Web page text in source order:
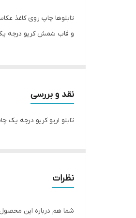
تابلوها چاپ روی کاغذ
و قاب شمش کریو درجه
نقد و بررسی
تابلو اریو کریو درجه یک
نظرات
شما هم درباره این